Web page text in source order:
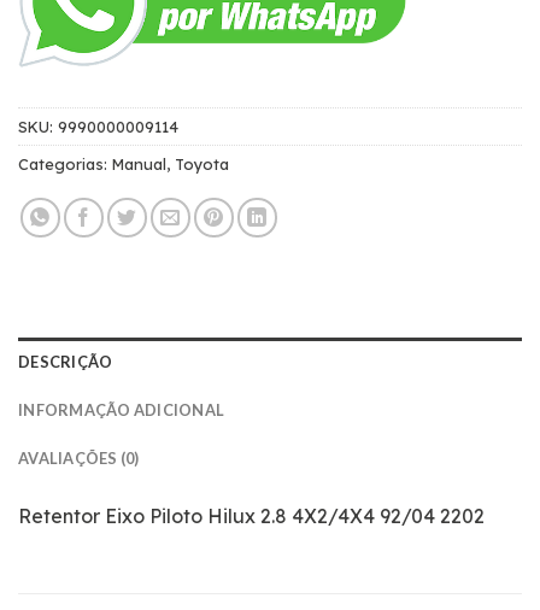
SKU: 9990000009114
Categorias: Manual, Toyota
DESCRIÇÃO
INFORMAÇÃO ADICIONAL
AVALIAÇÕES (0)
Retentor Eixo Piloto Hilux 2.8 4X2/4X4 92/04 2202